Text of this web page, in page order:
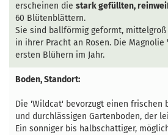
erscheinen die stark gefüllten,
60 Blütenblättern.
Sie sind ballförmig geformt, mittelgroß
in ihrer Pracht an Rosen. Die
ersten Blühern im Jahr.
Boden, Standort:
Die 'Wildcat' bevorzugt einen frischen
und durchlässigen Gartenboden, der
Ein sonniger bis halbschattiger,